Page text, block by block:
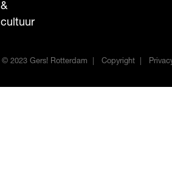
&
cultuur
© 2023 Gers! Rotterdam Copyright